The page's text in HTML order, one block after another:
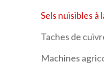
Sels nuisibles
Taches de
Machines